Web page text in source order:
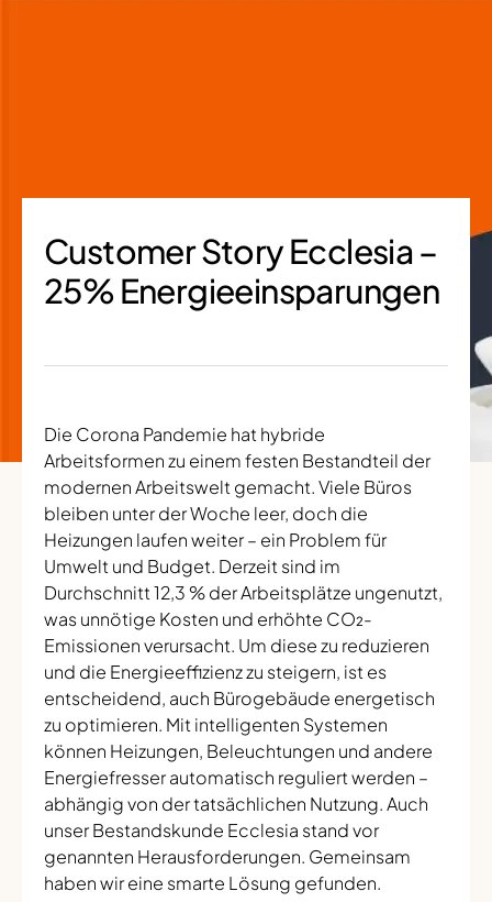
Customer Story Ecclesia –
25% Energieeinsparungen
Die Corona Pandemie hat hybride
Arbeitsformen zu einem festen Bestandteil der
modernen Arbeitswelt gemacht. Viele Büros
bleiben unter der Woche leer, doch die
Heizungen laufen weiter – ein Problem für
Umwelt und Budget. Derzeit sind im
Durchschnitt 12,3 % der Arbeitsplätze ungenutzt,
was unnötige Kosten und erhöhte CO₂-
Emissionen verursacht. Um diese zu reduzieren
und die Energieeffizienz zu steigern, ist es
entscheidend, auch Bürogebäude energetisch
zu optimieren. Mit intelligenten Systemen
können Heizungen, Beleuchtungen und andere
Energiefresser automatisch reguliert werden –
abhängig von der tatsächlichen Nutzung. Auch
unser Bestandskunde Ecclesia stand vor
genannten Herausforderungen. Gemeinsam
haben wir eine smarte Lösung gefunden.